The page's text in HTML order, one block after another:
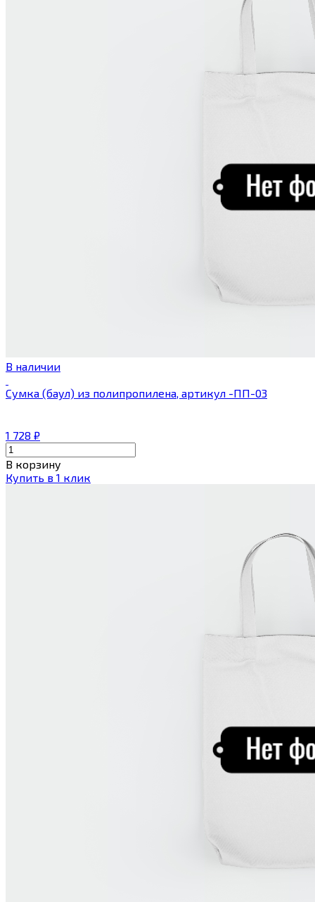
В наличии
Сумка (баул) из полипропилена, артикул -ПП-03
1 728 ₽
В корзину
Купить в 1 клик